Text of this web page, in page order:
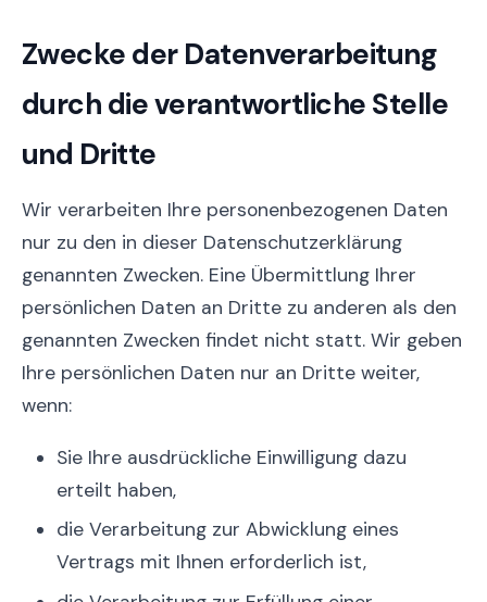
Zwecke der Datenverarbeitung
durch die verantwortliche Stelle
und Dritte
Wir verarbeiten Ihre personenbezogenen Daten
nur zu den in dieser Datenschutzerklärung
genannten Zwecken. Eine Übermittlung Ihrer
persönlichen Daten an Dritte zu anderen als den
genannten Zwecken findet nicht statt. Wir geben
Ihre persönlichen Daten nur an Dritte weiter,
wenn:
Sie Ihre ausdrückliche Einwilligung dazu
erteilt haben,
die Verarbeitung zur Abwicklung eines
Vertrags mit Ihnen erforderlich ist,